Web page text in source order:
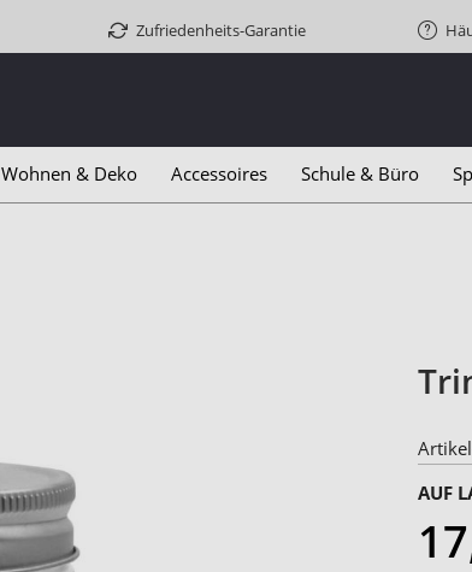
Zufriedenheits-Garantie
Wohnen & Deko Accessoires Schule & Büro
AUF